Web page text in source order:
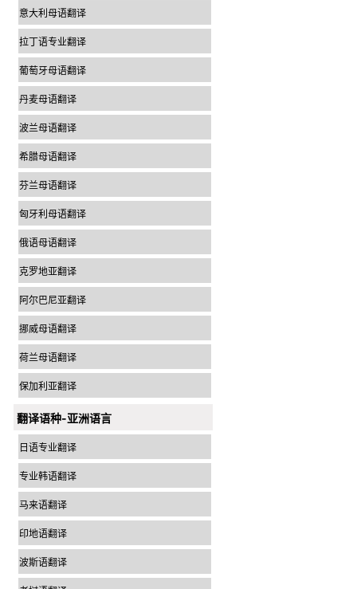
意大利母语翻译
拉丁语专业翻译
葡萄牙母语翻译
丹麦母语翻译
波兰母语翻译
希腊母语翻译
芬兰母语翻译
匈牙利母语翻译
俄语母语翻译
克罗地亚翻译
阿尔巴尼亚翻译
挪威母语翻译
荷兰母语翻译
保加利亚翻译
翻译语种-亚洲语言
日语专业翻译
专业韩语翻译
马来语翻译
印地语翻译
波斯语翻译